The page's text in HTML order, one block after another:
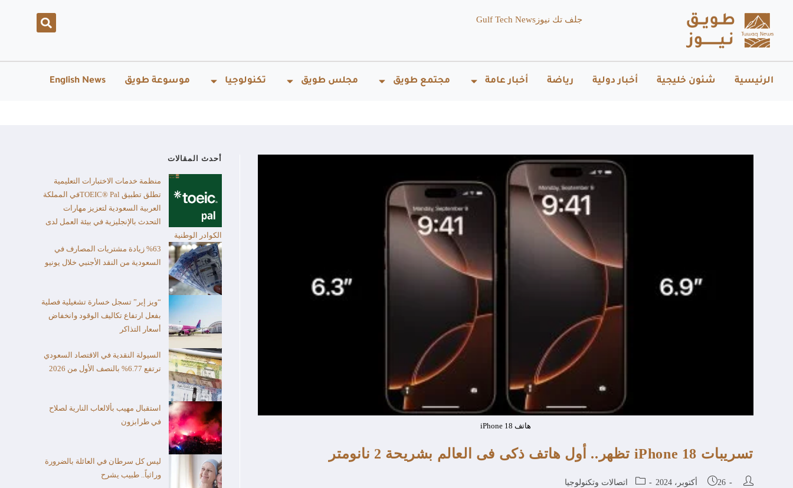
جلف تك نيوز Gulf Tech News
الرئيسية شئون خليجية أخبار دولية رياضة أخبار عامة مجتمع طويق مجلس طويق تكنولوجيا موسوعة طويق English News
هاتف iPhone 18
تسريبات iPhone 18 تظهر.. أول هاتف ذكى فى العالم بشريحة 2 نانومتر
26 أكتوبر، 2024 اتصالات وتكنولوجيا
أحدث المقالات
منظمة خدمات الاختبارات التعليمية
تطلق تطبيق TOEIC® Palفي المملكة
العربية السعودية لتعزيز مهارات
التحدث بالإنجليزية في بيئة العمل لدى
الكوادر الوطنية
%63 زيادة مشتريات المصارف في
السعودية من النقد الأجنبي خلال يونيو
“ويز إير” تسجل خسارة تشغيلية فصلية
بفعل ارتفاع تكاليف الوقود وانخفاض
أسعار التذاكر
السيولة النقدية في الاقتصاد السعودي
ترتفع 6.77% بالنصف الأول من 2026
استقبال مهيب بألالعاب النارية لصلاح
في طرابزون
ليس كل سرطان في العائلة بالضرورة
وراثياً.. طبيب يشرح